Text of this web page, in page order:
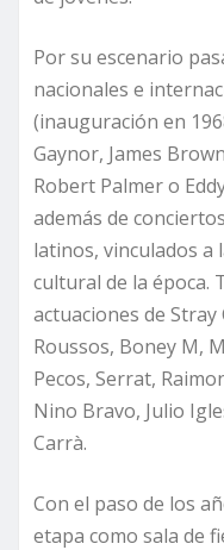
Por su escenario
nacionales e
(inauguración en
Gaynor, James
Robert Palmer o
además de
latinos, vinculados a
cultural de la época.
actuaciones de
Roussos, Boney M,
Pecos, Serrat,
Nino Bravo, Julio
Carrà.
Con el paso de los
etapa como sala de